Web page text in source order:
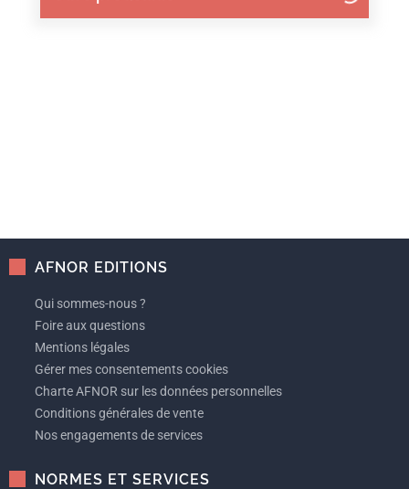
AFNOR EDITIONS
Qui sommes-nous ?
Foire aux questions
Mentions légales
Gérer mes consentements cookies
Charte AFNOR sur les données personnelles
Conditions générales de vente
Nos engagements de services
NORMES ET SERVICES